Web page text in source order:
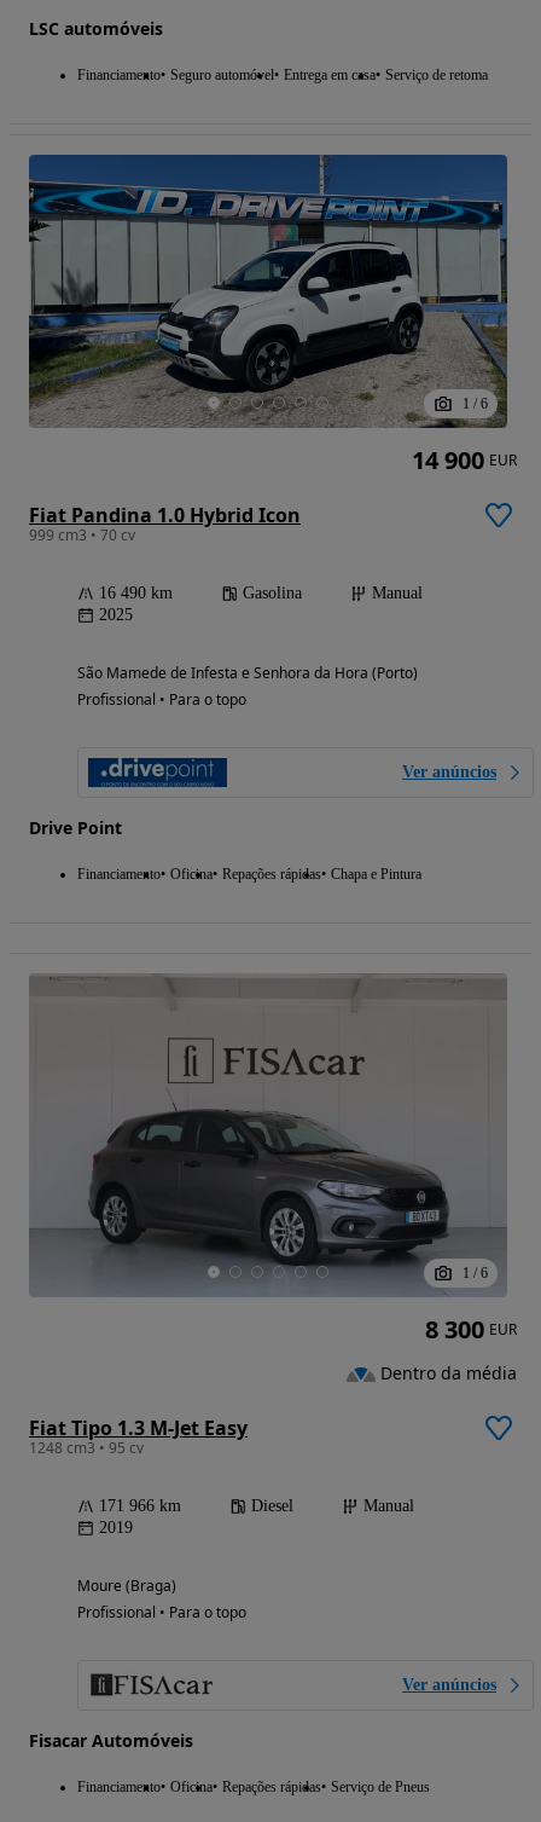
LSC automóveis
Financiamento Seguro automóvel Entrega em casa Serviço de retoma
1 / 6
Fiat Pandina 1.0 Hybrid Icon
999 cm3 • 70 cv
16 490 km Gasolina
Manual
2025
São Mamede de Infesta e Senhora da Hora (Porto)
Profissional • Para o topo
Ver anúncios
Drive Point
Financiamento Oficina Repações rápidas Chapa e Pintura
14 900 EUR
1 / 6
Fiat Tipo 1.3 M-Jet Easy
1248 cm3 • 95 cv
171 966 km Diesel
Manual
2019
Moure (Braga)
Profissional • Para o topo
Ver anúncios
Fisacar Automóveis
Financiamento Oficina Repações rápidas Serviço de Pneus
8 300 EUR
Dentro da média